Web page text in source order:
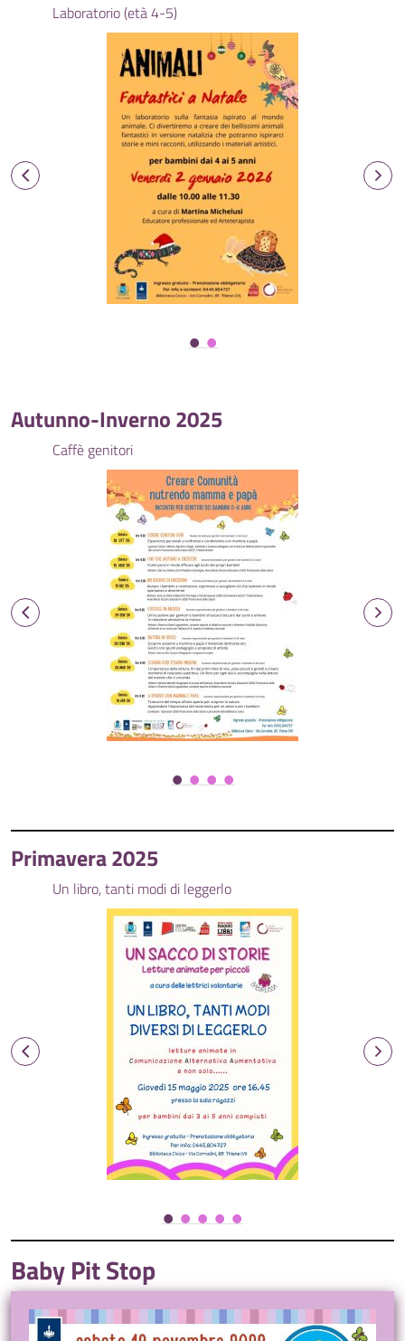
Laboratorio (età 4-5)
Autunno-Inverno 2025
Caffè genitori
Primavera 2025
Un libro, tanti modi di leggerlo
Baby Pit Stop